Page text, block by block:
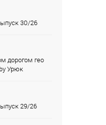
30/26
дорогом гео
Урюк
29/26